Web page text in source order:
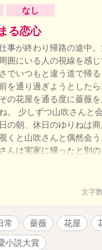
なし
る恋心
事が終わり帰路の途中
周囲にいる人の視線を感
さでいつもと違う道で帰
を通り過ぎようとした
その花屋を通る度に薔薇
ね。 少しずつ山吹さんと
日の朝、休日のゆりねは
くと山吹さんと偶然会
さんは実家に帰ったと別
文字
常 薔薇 花屋
小説大賞